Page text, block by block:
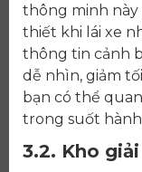
thông minh
thiết khi lái xe
thông tin cảnh
dễ nhìn, giảm
bạn có thể
trong suốt
3.2. Kho